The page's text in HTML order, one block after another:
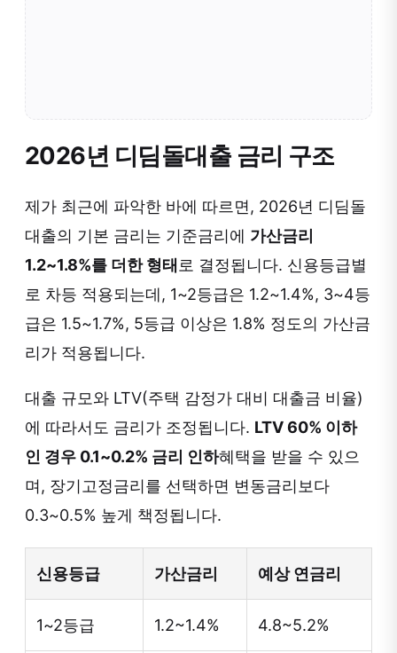
2026년 디딤돌대출 금리 구조
제가 최근에 파악한 바에 따르면, 2026년 디딤돌
대출의 기본 금리는 기준금리에 가산금리
1.2~1.8%를 더한 형태 로 결정됩니다. 신용등급별
로 차등 적용되는데, 1~2등급은 1.2~1.4%, 3~4등
급은 1.5~1.7%, 5등급 이상은 1.8% 정도의 가산금
리가 적용됩니다.
대출 규모와 LTV(주택 감정가 대비 대출금 비율)
에 따라서도 금리가 조정됩니다. LTV 60% 이하
인 경우 0.1~0.2% 금리 인하혜택을 받을 수 있으
며, 장기고정금리를 선택하면 변동금리보다
0.3~0.5% 높게 책정됩니다.
신용등급 가산금리 예상 연금리
1~2등급 1.2~1.4% 4.8~5.2%